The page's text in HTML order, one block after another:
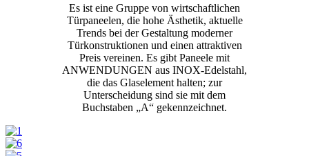
Es ist eine Gruppe von wirtschaftlichen
Türpaneelen, die hohe Ästhetik, aktuelle
Trends bei der Gestaltung moderner
Türkonstruktionen und einen attraktiven
Preis vereinen. Es gibt Paneele mit
ANWENDUNGEN aus INOX-Edelstahl,
die das Glaselement halten; zur
Unterscheidung sind sie mit dem
Buchstaben „A“ gekennzeichnet.